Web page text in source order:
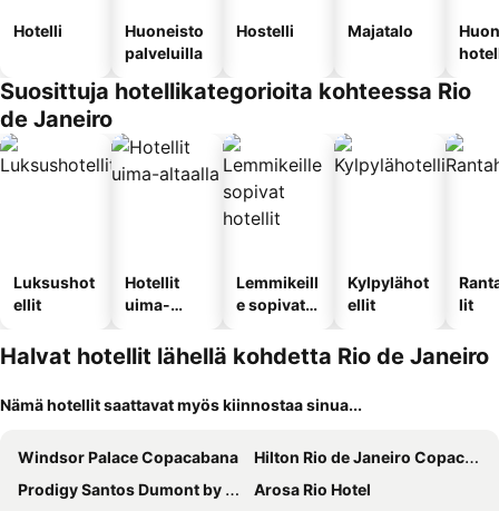
Hotelli
Huoneisto
palveluilla
Hostelli Majatalo
Suosittuja hotellikategorioita kohteessa Rio
de Janeiro
Luksushot
ellit
Hotellit
uima-
Lemmikeill
e sopivat
Kylpylähot
ellit
lit
Halvat hotellit lähellä kohdetta Rio de Janeiro
Nämä hotellit saattavat myös kiinnostaa sinua...
Windsor Palace Copacabana
Hilton Rio de Janeiro Copacabana
Prodigy Santos Dumont by Wish
Arosa Rio Hotel